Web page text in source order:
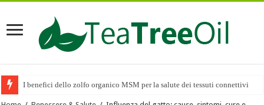
I benefici dello zolfo organico MSM per la salute dei tessuti connettivi